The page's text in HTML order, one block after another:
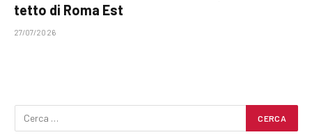
tetto di Roma Est
27/07/2026